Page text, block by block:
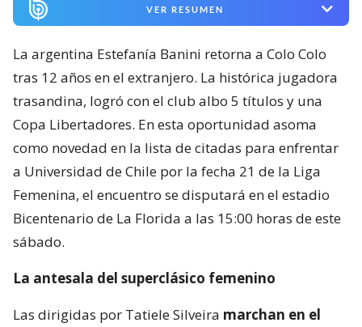
VER RESUMEN
La argentina Estefanía Banini retorna a Colo Colo
tras 12 años en el extranjero. La histórica jugadora
trasandina, logró con el club albo 5 títulos y una
Copa Libertadores. En esta oportunidad asoma
como novedad en la lista de citadas para enfrentar
a Universidad de Chile por la fecha 21 de la Liga
Femenina, el encuentro se disputará en el estadio
Bicentenario de La Florida a las 15:00 horas de este
sábado.
La antesala del superclásico femenino
Las dirigidas por Tatiele Silveira marchan en el